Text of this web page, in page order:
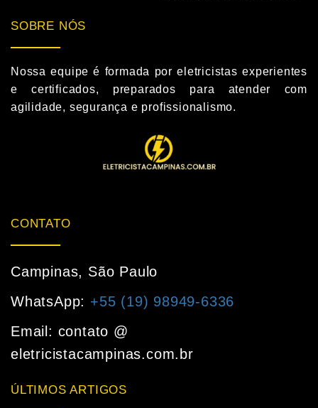
SOBRE NÓS
Nossa equipe é formada por eletricistas experientes
e certificados, preparados para atender com
agilidade, segurança e profissionalismo.
CONTATO
Campinas, São Paulo
WhatsApp: +55 (19) 98949-6336
Email: contato @
eletricistacampinas.com.br
ÚLTIMOS ARTIGOS